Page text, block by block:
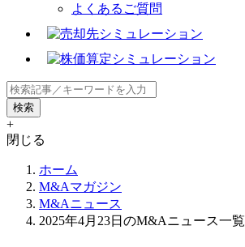
よくあるご質問
+
閉じる
ホーム
M&Aマガジン
M&Aニュース
2025年4月23日のM&Aニュース一覧